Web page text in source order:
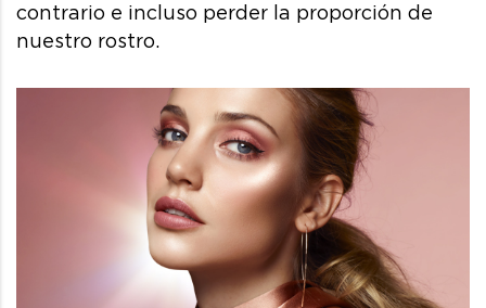
contrario e incluso perder la proporción de
nuestro rostro.